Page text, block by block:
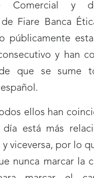
Comercial y
Fiare Banca
públicamente
y han
de que se sume
ellos han
día está más
viceversa, por lo
nunca marcar la